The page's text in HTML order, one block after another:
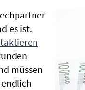
es ist.
müssen